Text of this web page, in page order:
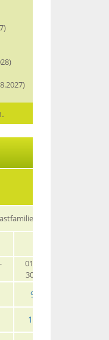
01.01. -
30.05.
969
1965